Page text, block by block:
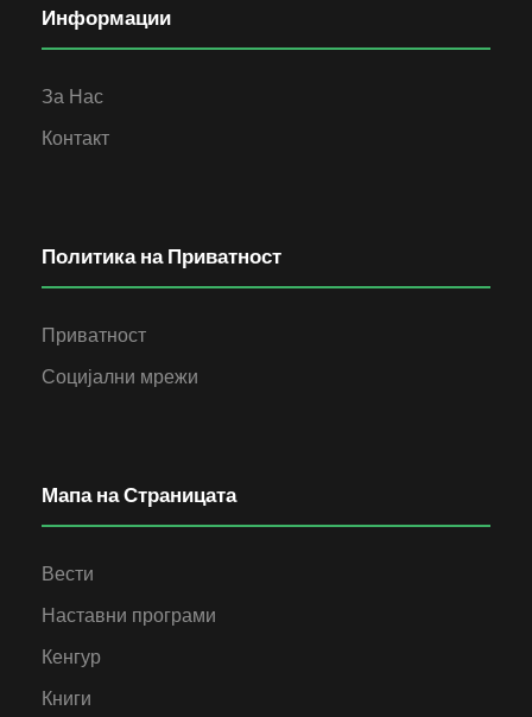
Информации
За Нас
Контакт
Политика на Приватност
Приватност
Социјални мрежи
Мапа на Страницата
Вести
Наставни програми
Кенгур
Книги